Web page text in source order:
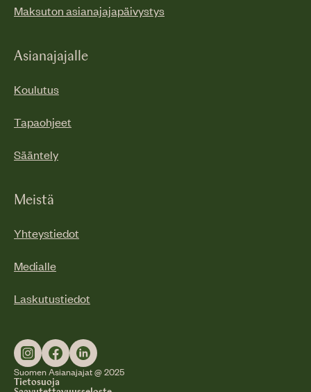
Maksuton asianajajapäivystys
Asianajajalle
Koulutus
Tapaohjeet
Sääntely
Meistä
Yhteystiedot
Medialle
Laskutustiedot
Suomen Asianajajat @ 2025
Tietosuoja